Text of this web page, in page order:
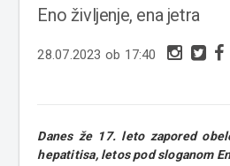
Eno življenje, ena jetra
28.07.2023 ob 17:40
Danes že 17. leto zapored
hepatitisa, letos pod sloganom